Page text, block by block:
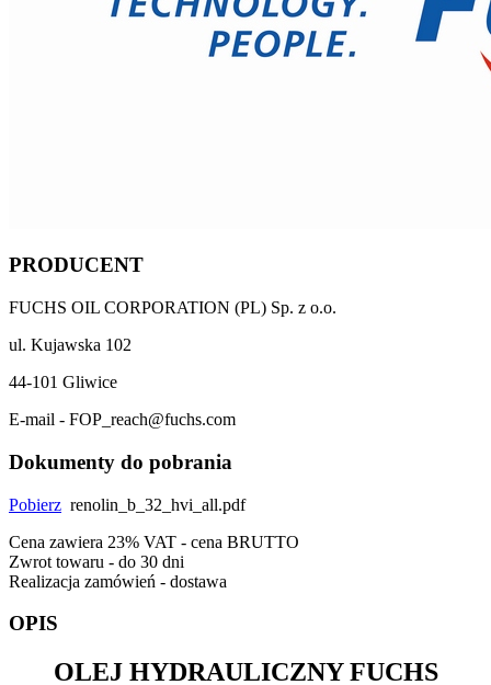
PRODUCENT
FUCHS OIL CORPORATION (PL) Sp. z o.o.
ul. Kujawska 102
44-101 Gliwice
E-mail - FOP_reach@fuchs.com
Dokumenty do pobrania
Pobierz renolin_b_32_hvi_all.pdf
Cena zawiera 23% VAT - cena BRUTTO
Zwrot towaru - do 30 dni
Realizacja zamówień - dostawa
OPIS
OLEJ HYDRAULICZNYFUCHS